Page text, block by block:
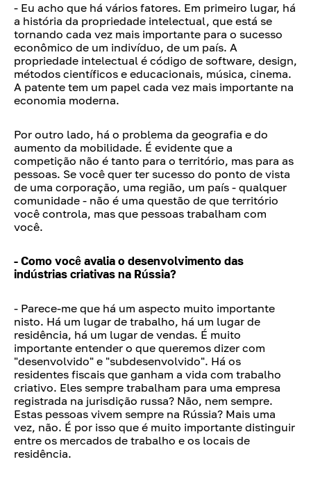
- Eu acho que há vários fatores. Em primeiro lugar, há
a história da propriedade intelectual, que está se
tornando cada vez mais importante para o sucesso
econômico de um indivíduo, de um país. A
propriedade intelectual é código de software, design,
métodos científicos e educacionais, música, cinema.
A patente tem um papel cada vez mais importante na
economia moderna.
Por outro lado, há o problema da geografia e do
aumento da mobilidade. É evidente que a
competição não é tanto para o território, mas para as
pessoas. Se você quer ter sucesso do ponto de vista
de uma corporação, uma região, um país - qualquer
comunidade - não é uma questão de que território
você controla, mas que pessoas trabalham com
você.
- Como você avalia o desenvolvimento das
indústrias criativas na Rússia?
- Parece-me que há um aspecto muito importante
nisto. Há um lugar de trabalho, há um lugar de
residência, há um lugar de vendas. É muito
importante entender o que queremos dizer com
"desenvolvido" e "subdesenvolvido". Há os
residentes fiscais que ganham a vida com trabalho
criativo. Eles sempre trabalham para uma empresa
registrada na jurisdição russa? Não, nem sempre.
Estas pessoas vivem sempre na Rússia? Mais uma
vez, não. É por isso que é muito importante distinguir
entre os mercados de trabalho e os locais de
residência.